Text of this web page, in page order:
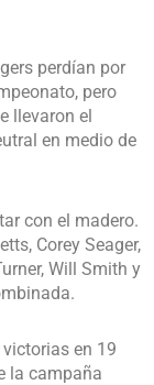
perdían por
pero
llevaron el
en medio de
con el madero.
Corey Seager,
Will Smith y
en 19
la campaña